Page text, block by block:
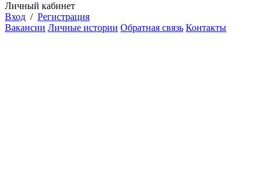
Личный кабинет
Вход / Регистрация
Вакансии Личные истории Обратная связь Контакты